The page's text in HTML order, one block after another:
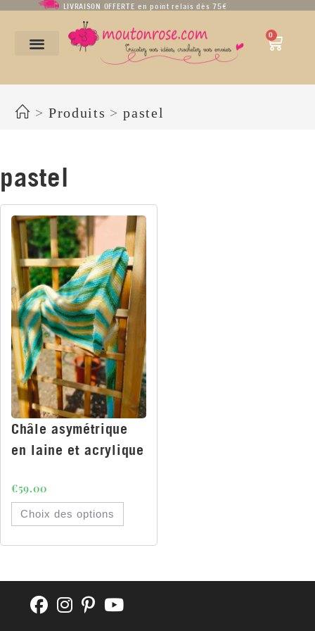
LIVRAISON OFFERTE en point relais dès 75€
0
> Produits > pastel
pastel
Châle asymétrique
en laine et acrylique
€59.00
Choix des options